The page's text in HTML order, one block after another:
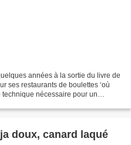
années à la sortie du livre de
ses restaurants de boulettes ‘où
technique nécessaire pour un
doux, canard laqué